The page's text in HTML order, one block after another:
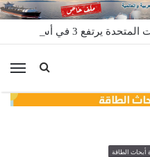
يرتفع 3 في أسبوع
أبحاث الطاقة